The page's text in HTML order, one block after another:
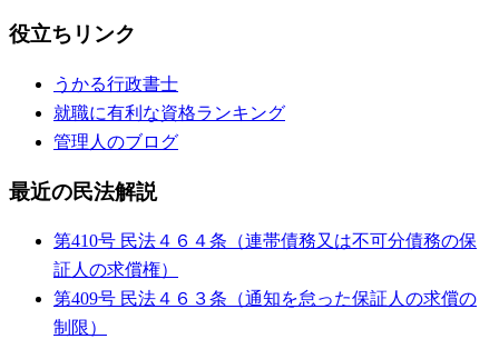
役立ちリンク
うかる行政書士
就職に有利な資格ランキング
管理人のブログ
最近の民法解説
第410号 民法４６４条（連帯債務又は不可分債務の保
証人の求償権）
第409号 民法４６３条（通知を怠った保証人の求償の
制限）